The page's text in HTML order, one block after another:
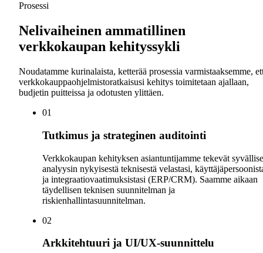
Prosessi
Nelivaiheinen ammatillinen
verkkokaupan kehityssykli
Noudatamme kurinalaista, ketterää prosessia varmistaaksemme,
verkkokauppaohjelmistoratkaisusi kehitys toimitetaan ajallaan,
budjetin puitteissa ja odotusten ylittäen.
01
Tutkimus ja strateginen auditointi
Verkkokaupan kehityksen asiantuntijamme tekevät
analyysin nykyisestä teknisestä velastasi,
ja integraatiovaatimuksistasi (ERP/CRM). Saamme aikaan
täydellisen teknisen suunnitelman ja
riskienhallintasuunnitelman.
02
Arkkitehtuuri ja UI/UX-suunnittelu